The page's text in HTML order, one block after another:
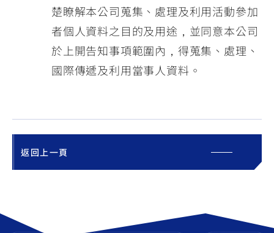
楚瞭解本公司蒐集、處理及利用活動參加
者個人資料之目的及用途，並同意本公司
於上開告知事項範圍內，得蒐集、處理、
國際傳遞及利用當事人資料。
返回上一頁